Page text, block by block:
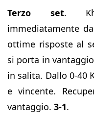
Terzo set.
immediatamente
ottime risposte al
si porta in
in salita. Dallo 0-40
e vincente.
vantaggio. 3-1.